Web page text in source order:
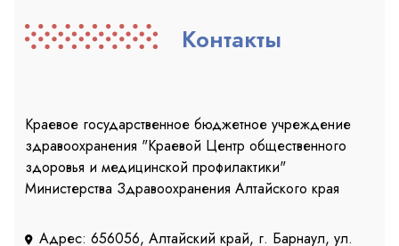
Контакты
Краевое государственное бюджетное учреждение
здравоохранения "Краевой Центр общественного
здоровья и медицинской профилактики"
Министерства Здравоохранения Алтайского края
Адрес: 656056, Алтайский край, г. Барнаул, ул.